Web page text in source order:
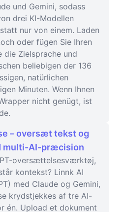
und Gemini, sodass
drei KI-Modellen
nur von einem. Laden
oder fügen Sie Ihren
die Zielsprache und
beliebigen der 136
natürlichen
Minuten. Wenn Ihnen
nicht genügt, ist
– oversæt tekst og
multi-AI-præcision
oversættelsesværktøj,
kontekst? Linnk AI
med Claude og Gemini,
krydstjekkes af tre AI-
én. Upload et dokument